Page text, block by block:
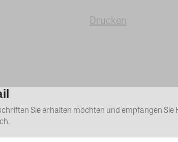
Drucken
Sie erhalten möchten und empfangen Sie